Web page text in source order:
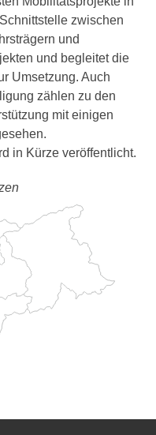
zwischen
und
und begleitet die
Umsetzung. Auch
zählen zu den
mit einigen
in Kürze veröffentlicht.